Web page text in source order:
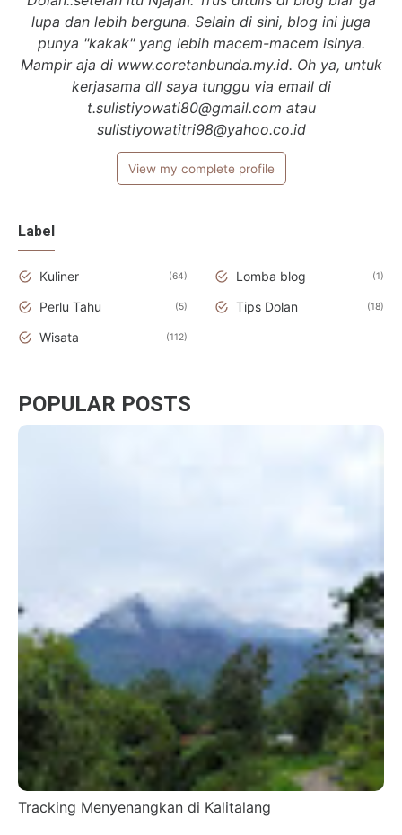
lupa dan lebih berguna. Selain di sini, blog ini juga
punya "kakak" yang lebih macem-macem isinya.
Mampir aja di www.coretanbunda.my.id. Oh ya, untuk
kerjasama dll saya tunggu via email di
t.sulistiyowati80@gmail.com atau
sulistiyowatitri98@yahoo.co.id
View my complete profile
Label
Kuliner 64 Lomba blog 1
Perlu Tahu 5 Tips Dolan 18
Wisata 112
POPULAR POSTS
Tracking Menyenangkan di Kalitalang